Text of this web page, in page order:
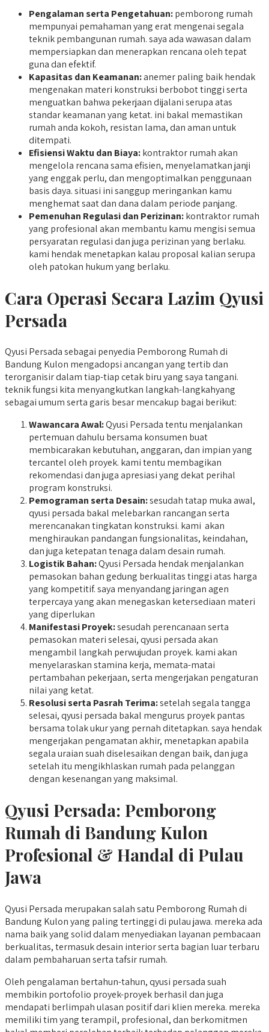
Pengalaman serta Pengetahuan:pemborong rumah
mempunyai pemahaman yang erat mengenai segala
teknik pembangunan rumah. saya ada wawasan dalam
mempersiapkan dan menerapkan rencana oleh tepat
guna dan efektif.
Kapasitas dan Keamanan:anemer paling baik hendak
mengenakan materi konstruksi berbobot tinggi serta
menguatkan bahwa pekerjaan dijalani serupa atas
standar keamanan yang ketat. ini bakal memastikan
rumah anda kokoh, resistan lama, dan aman untuk
ditempati.
Efisiensi Waktu dan Biaya:kontraktor rumah akan
mengelola rencana sama efisien, menyelamatkan janji
yang enggak perlu, dan mengoptimalkan penggunaan
basis daya. situasi ini sanggup meringankan kamu
menghemat saat dan dana dalam periode panjang.
Pemenuhan Regulasi dan Perizinan:kontraktor rumah
yang profesional akan membantu kamu mengisi semua
persyaratan regulasi dan juga perizinan yang berlaku.
kami hendak menetapkan kalau proposal kalian serupa
oleh patokan hukum yang berlaku.
Cara Operasi Secara Lazim Qyusi
Persada
Qyusi Persada sebagai penyedia Pemborong Rumah di
Bandung Kulon mengadopsi ancangan yang tertib dan
terorganisir dalam tiap-tiap cetak biru yang saya tangani.
teknik fungsi kita menyangkutkan langkah-langkahyang
sebagai umum serta garis besar mencakup bagai berikut:
Wawancara Awal:Qyusi Persada tentu menjalankan
pertemuan dahulu bersama konsumen buat
membicarakan kebutuhan, anggaran, dan impian yang
tercantel oleh proyek. kami tentu membagikan
rekomendasi dan juga apresiasi yang dekat perihal
program konstruksi.
Pemograman serta Desain:sesudah tatap muka awal,
qyusi persada bakal melebarkan rancangan serta
merencanakan tingkatan konstruksi. kami akan
menghiraukan pandangan fungsionalitas, keindahan,
dan juga ketepatan tenaga dalam desain rumah.
Logistik Bahan:Qyusi Persada hendak menjalankan
pemasokan bahan gedung berkualitas tinggi atas harga
yang kompetitif. saya menyandang jaringan agen
terpercaya yang akan menegaskan ketersediaan materi
yang diperlukan
Manifestasi Proyek:sesudah perencanaan serta
pemasokan materi selesai, qyusi persada akan
mengambil langkah perwujudan proyek. kami akan
menyelaraskan stamina kerja, memata-matai
pertambahan pekerjaan, serta mengerjakan pengaturan
nilai yang ketat.
Resolusi serta Pasrah Terima:setelah segala tangga
selesai, qyusi persada bakal mengurus proyek pantas
bersama tolak ukur yang pernah ditetapkan. saya hendak
mengerjakan pengamatan akhir, menetapkan apabila
segala uraian suah diselesaikan dengan baik, dan juga
setelah itu mengikhlaskan rumah pada pelanggan
dengan kesenangan yang maksimal.
Qyusi Persada: Pemborong
Rumah di Bandung Kulon
Profesional & Handal di Pulau
Jawa
Qyusi Persada merupakan salah satu Pemborong Rumah di
Bandung Kulon yang paling tertinggi di pulau jawa. mereka ada
nama baik yang solid dalam menyediakan layanan pembacaan
berkualitas, termasuk desain interior serta bagian luar terbaru
dalam pembaharuan serta tafsir rumah.
Oleh pengalaman bertahun-tahun, qyusi persada suah
membikin portofolio proyek-proyek berhasil dan juga
mendapati berlimpah ulasan positif dari klien mereka. mereka
memiliki tim yang terampil, profesional, dan berkomitmen